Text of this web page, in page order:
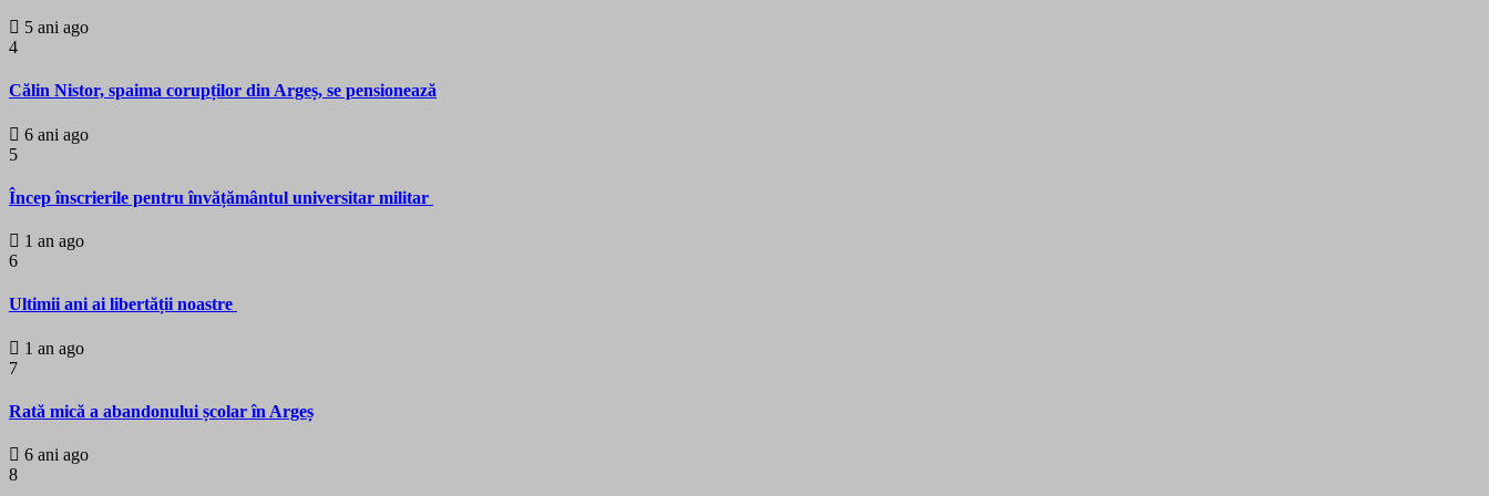
5 ani ago
4
Călin Nistor, spaima corupților din Argeș, se pensionează
6 ani ago
5
Încep înscrierile pentru învățământul universitar militar
1 an ago
6
Ultimii ani ai libertății noastre
1 an ago
7
Rată mică a abandonului școlar în Argeș
6 ani ago
8